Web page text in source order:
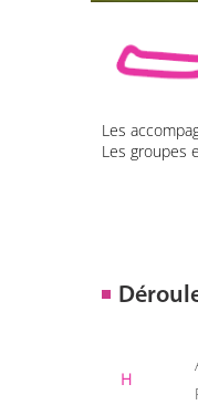
H
Les
Les groupes